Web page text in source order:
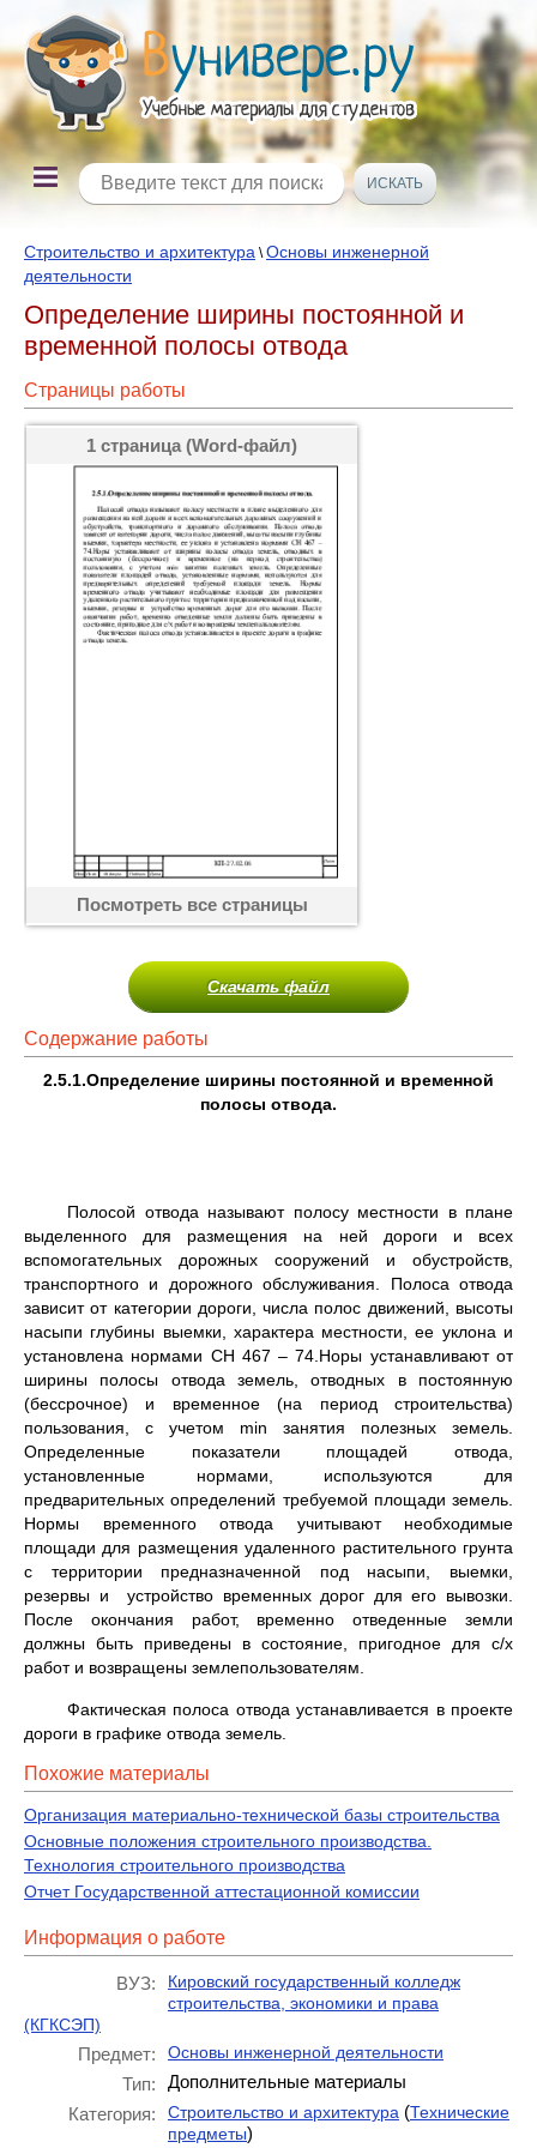
Строительство и архитектура \Основы инженерной
деятельности
Определение ширины постоянной и
временной полосы отвода
Страницы работы
1 страница (Word-файл)
Посмотреть все страницы
Скачать файл
Содержание работы
2.5.1.Определение ширины постоянной и временной
полосы отвода.
Полосой отвода называют полосу местности в плане
выделенного для размещения на ней дороги и всех
вспомогательных дорожных сооружений и обустройств,
транспортного и дорожного обслуживания. Полоса отвода
зависит от категории дороги, числа полос движений, высоты
насыпи глубины выемки, характера местности, ее уклона и
установлена нормами СН 467 – 74.Норы устанавливают от
ширины полосы отвода земель, отводных в постоянную
(бессрочное) и временное (на период строительства)
пользования, с учетом min занятия полезных земель.
Определенные показатели площадей отвода,
установленные нормами, используются для
предварительных определений требуемой площади земель.
Нормы временного отвода учитывают необходимые
площади для размещения удаленного растительного грунта
с территории предназначенной под насыпи, выемки,
резервы и устройство временных дорог для его вывозки.
После окончания работ, временно отведенные земли
должны быть приведены в состояние, пригодное для с/х
работ и возвращены землепользователям.
Фактическая полоса отвода устанавливается в проекте
дороги в графике отвода земель.
Похожие материалы
Организация материально-технической базы строительства
Основные положения строительного производства.
Технология строительного производства
Отчет Государственной аттестационной комиссии
Информация о работе
ВУЗ:
Кировский государственный колледж
строительства, экономики и права
(КГКСЭП)
Предмет: Основы инженерной деятельности
Тип:
Дополнительные материалы
Категория:
Строительство и архитектура (Технические
предметы)